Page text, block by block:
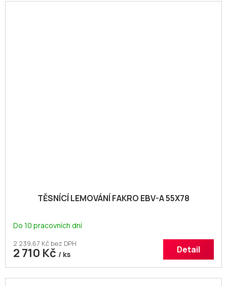
TĚSNÍCÍ LEMOVÁNÍ FAKRO EBV-A 55X78
Do 10 pracovních dní
2 239,67 Kč bez DPH
2 710 Kč / ks Detail